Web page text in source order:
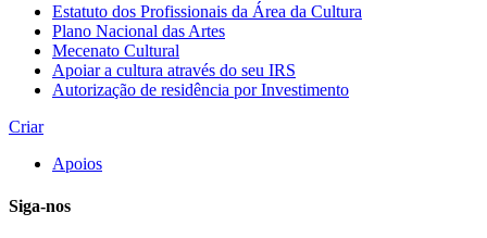
Estatuto dos Profissionais da Área da Cultura
Plano Nacional das Artes
Mecenato Cultural
Apoiar a cultura através do seu IRS
Autorização de residência por Investimento
Criar
Apoios
Siga-nos